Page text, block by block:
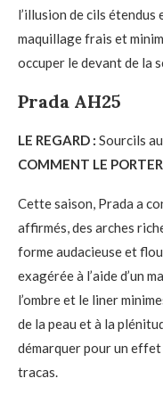
l’illusion de cils
maquillage frais et
occuper le devant de la
Prada AH25
LE REGARD : Sourcils
COMMENT LE
Cette saison, Prada a
affirmés, des arches
forme audacieuse et
exagérée à l’aide d’un
l’ombre et le liner
de la peau et à la
démarquer pour un
tracas.